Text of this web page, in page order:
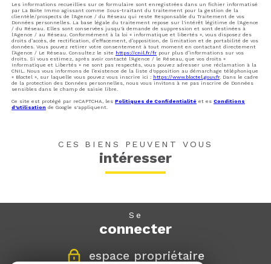
Les informations recueillies sur ce formulaire sont enregistrées dans un fichier informatisé
par La Boite Immo agissant comme Sous-traitant du traitement pour la gestion de la
clientèle/prospects de l'Agence / du Réseau qui reste Responsable du Traitement de vos
Données personnelles. La base légale du traitement repose sur l'intérêt légitime de l'Agence
/ du Réseau. Elles sont conservées jusqu'à demande de suppression et sont destinées à
l'Agence / au Réseau. Conformément à la loi « informatique et libertés », vous disposez des
droits d’accès, de rectification, d’effacement, d’opposition, de limitation et de portabilité de vos
données. Vous pouvez retirer votre consentement à tout moment en contactant directement
l’Agence / Le Réseau. Consultez le site https://cnil.fr/fr pour plus d’informations sur vos
droits. Si vous estimez, après avoir contacté l'Agence / le Réseau, que vos droits «
Informatique et Libertés » ne sont pas respectés, vous pouvez adresser une réclamation à la
CNIL. Nous vous informons de l’existence de la liste d'opposition au démarchage téléphonique
« Bloctel », sur laquelle vous pouvez vous inscrire ici : https://www.bloctel.gouv.fr. Dans le cadre
de la protection des Données personnelles, nous vous invitons à ne pas inscrire de Données
sensibles dans le champ de saisie libre.
Ce site est protégé par reCAPTCHA, les Politiques de Confidentialité et es Conditions
d'utilisation de Google s'appliquent.
CES BIENS PEUVENT VOUS
intéresser
se
connecter
espace propriétaire